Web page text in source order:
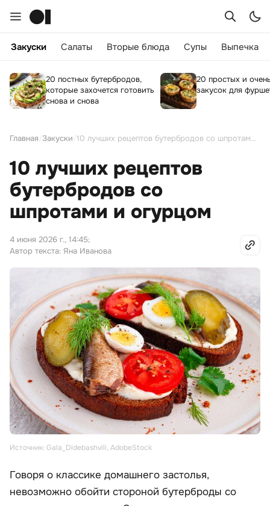
Закуски Салаты Вторые блюда Супы Выпечка
20 постных бутербродов,
которые захочется готовить
снова и снова
20 простых и
закусок для
Главная Закуски 10 лучших рецептов бутербродов со шпротами и огурцом
10 лучших рецептов
бутербродов со
шпротами и огурцом
4 июня 2026 г., 14:45;
Автор текста: Яна Иванова
Источник: Gala_Didebashvili, AdobeStock
Говоря о классике домашнего застолья,
невозможно обойти стороной бутерброды со